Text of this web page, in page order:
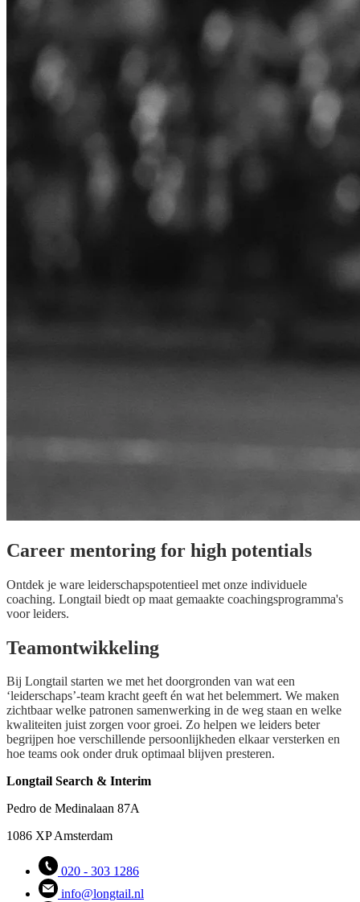
Career mentoring for high potentials
Ontdek je ware leiderschapspotentieel met onze individuele
coaching. Longtail biedt op maat gemaakte coachingsprogramma's
voor leiders.
Teamontwikkeling
Bij Longtail starten we met het doorgronden van wat een
‘leiderschaps’-team kracht geeft én wat het belemmert. We maken
zichtbaar welke patronen samenwerking in de weg staan en welke
kwaliteiten juist zorgen voor groei. Zo helpen we leiders beter
begrijpen hoe verschillende persoonlijkheden elkaar versterken en
hoe teams ook onder druk optimaal blijven presteren.
Longtail Search & Interim
Pedro de Medinalaan 87A
1086 XP Amsterdam
020 - 303 1286
info@longtail.nl